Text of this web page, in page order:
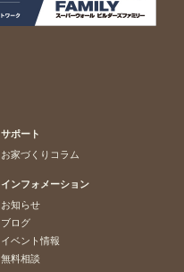
サポート
お家づくりコラム
インフォメーション
お知らせ
ブログ
イベント情報
無料相談